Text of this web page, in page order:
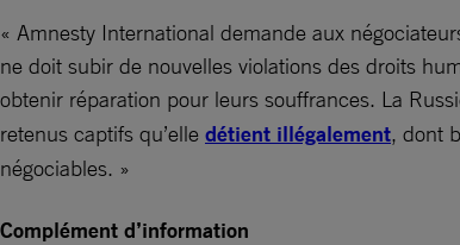
« Amnesty International demande aux
ne doit subir de nouvelles violations des droits
obtenir réparation pour leurs souffrances. La
retenus captifs qu’elle détient illégalement, dont
négociables. »
Complément d’information